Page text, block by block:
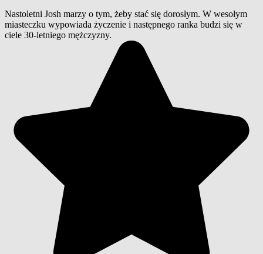
Nastoletni Josh marzy o tym, żeby stać się dorosłym. W wesołym
miasteczku wypowiada życzenie i następnego ranka budzi się w
ciele 30-letniego mężczyzny.